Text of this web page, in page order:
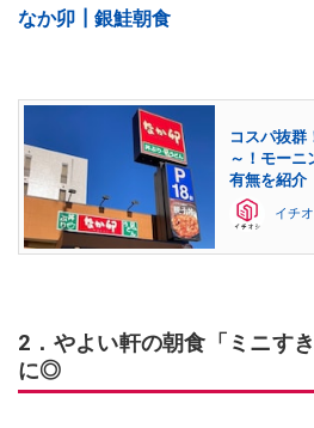
なか卯┃銀鮭朝食
コスパ抜群
～！モーニ
有無を紹介
イチ
2．やよい軒の朝食「ミニす
に◎